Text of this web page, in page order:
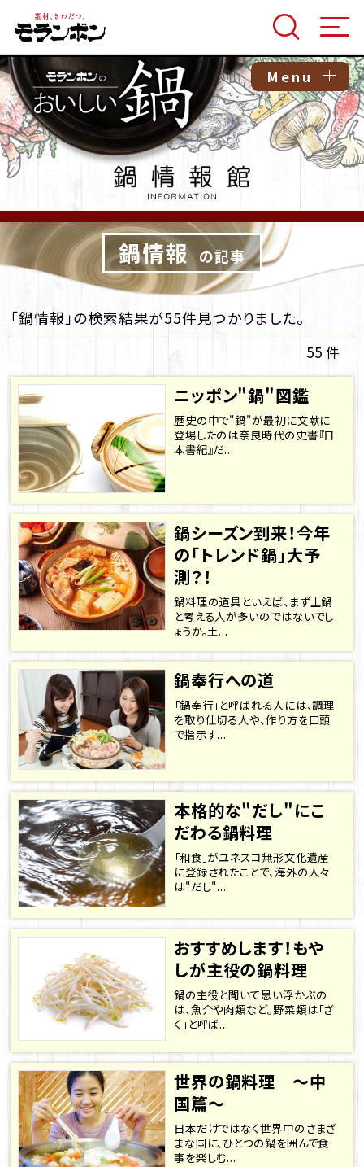
Menu
鍋情報 の記事
「鍋情報」の検索結果が55件見つかりました。
55 件
ニッポン"鍋"図鑑
歴史の中で"鍋"が最初に文献に
登場したのは奈良時代の史書『日
本書紀』だ...
鍋シーズン到来！今年
の「トレンド鍋」大予
測？！
鍋料理の道具といえば、まず土鍋
と考える人が多いのではないでし
ょうか。土...
鍋奉行への道
「鍋奉行」と呼ばれる人には、調理
を取り仕切る人や、作り方を口頭
で指示す...
本格的な"だし"にこ
だわる鍋料理
「和食」がユネスコ無形文化遺産
に登録されたことで、海外の人々
は"だし"...
おすすめします！もや
しが主役の鍋料理
鍋の主役と聞いて思い浮かぶの
は、魚介や肉類など。野菜類は「ざ
く」と呼ば...
世界の鍋料理 ～中
国篇～
日本だけではなく世界中のさまざ
まな国に、ひとつの鍋を囲んで食
事を楽しむ...